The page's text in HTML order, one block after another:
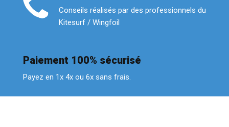
Conseils réalisés par des professionnels du
Kitesurf / Wingfoil
Paiement 100% sécurisé
Payez en 1x 4x ou 6x sans frais.